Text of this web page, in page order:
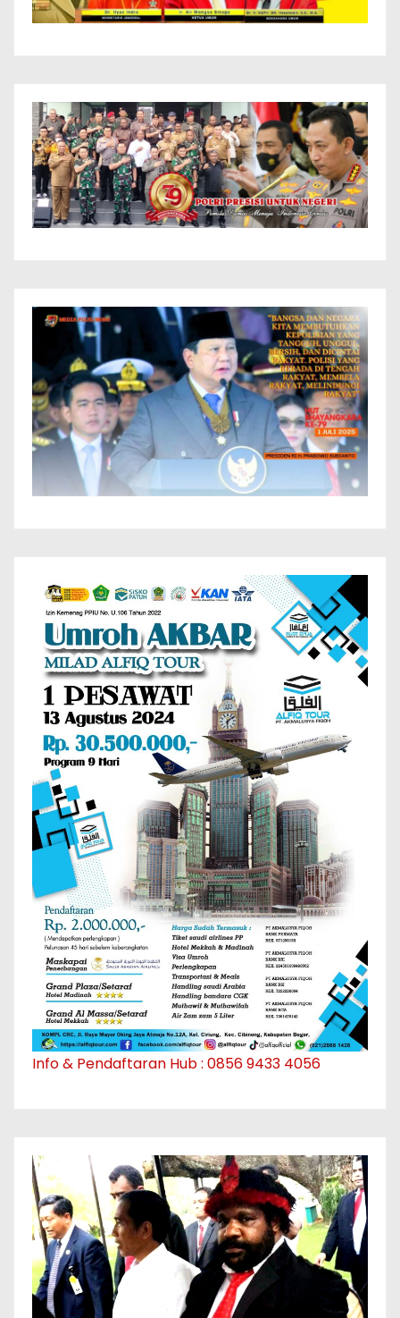
Info & Pendaftaran Hub : 0856 9433 4056